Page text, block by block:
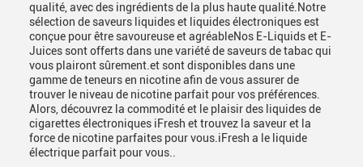
qualité, avec des ingrédients de la plus haute qualité.Notre
sélection de saveurs liquides et liquides électroniques est
conçue pour être savoureuse et agréableNos E-Liquids et E-
Juices sont offerts dans une variété de saveurs de tabac qui
vous plairont sûrement.et sont disponibles dans une
gamme de teneurs en nicotine afin de vous assurer de
trouver le niveau de nicotine parfait pour vos préférences.
Alors, découvrez la commodité et le plaisir des liquides de
cigarettes électroniques iFresh et trouvez la saveur et la
force de nicotine parfaites pour vous.iFresh a le liquide
électrique parfait pour vous..